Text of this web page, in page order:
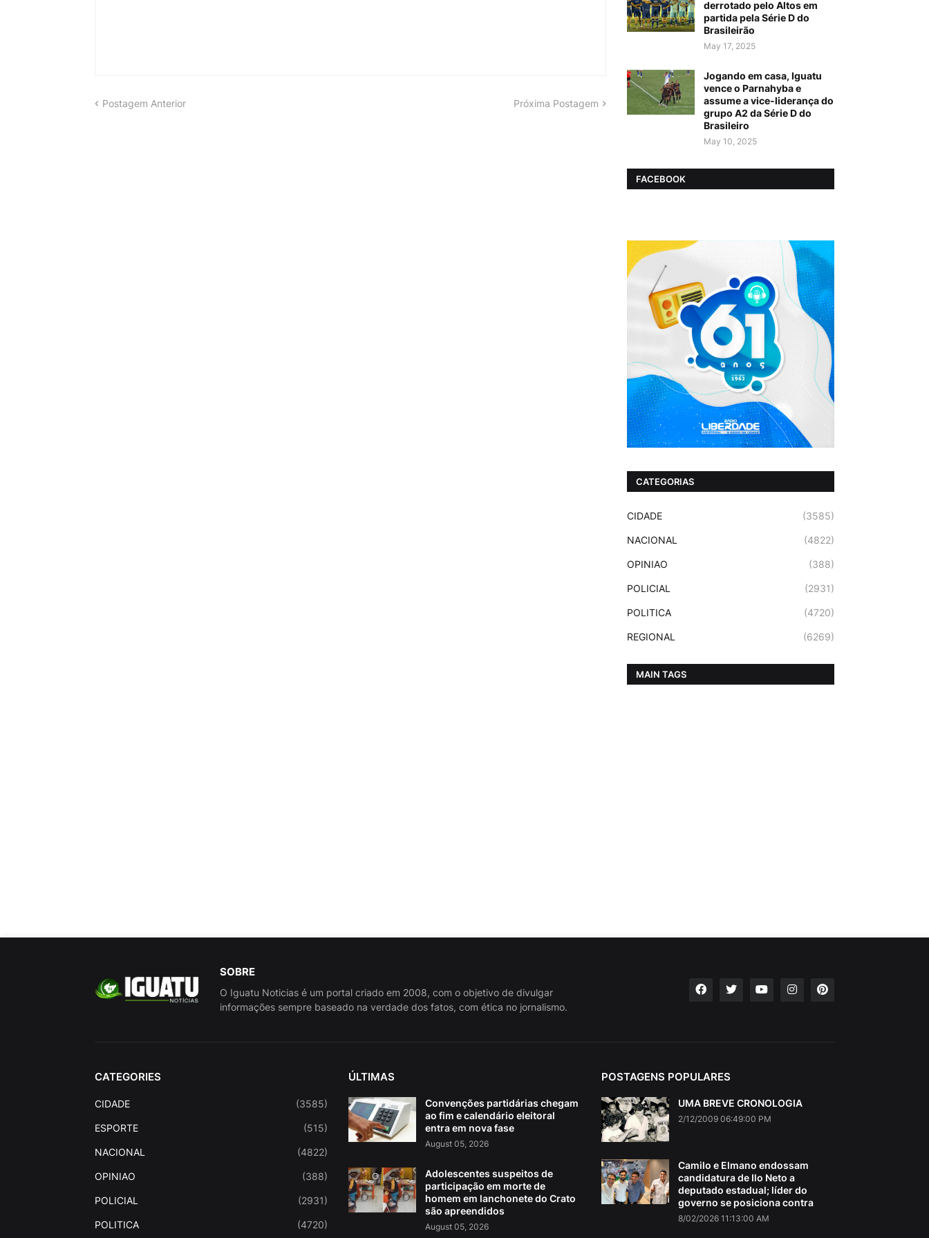
Postagem Anterior Próxima Postagem
derrotado pelo Altos em
partida pela Série D do
Brasileirão
May 17, 2025
Jogando em casa, Iguatu
vence o Parnahyba e
assume a vice-liderança do
grupo A2 da Série D do
Brasileiro
May 10, 2025
FACEBOOK
CATEGORIAS
CIDADE (3585)
NACIONAL (4822)
OPINIAO (388)
POLICIAL (2931)
POLITICA (4720)
REGIONAL (6269)
MAIN TAGS
SOBRE
O Iguatu Noticias é um portal criado em 2008, com o objetivo de divulgar
informações sempre baseado na verdade dos fatos, com ética no jornalismo.
CATEGORIES
CIDADE (3585)
ESPORTE (515)
NACIONAL (4822)
OPINIAO (388)
POLICIAL (2931)
POLITICA (4720)
ÚLTIMAS
Convenções partidárias chegam
ao fim e calendário eleitoral
entra em nova fase
August 05, 2026
Adolescentes suspeitos de
participação em morte de
homem em lanchonete do Crato
são apreendidos
August 05, 2026
POSTAGENS POPULARES
UMA BREVE CRONOLOGIA
2/12/2009 06:49:00 PM
Camilo e Elmano endossam
candidatura de Ilo Neto a
deputado estadual; líder do
governo se posiciona contra
8/02/2026 11:13:00 AM